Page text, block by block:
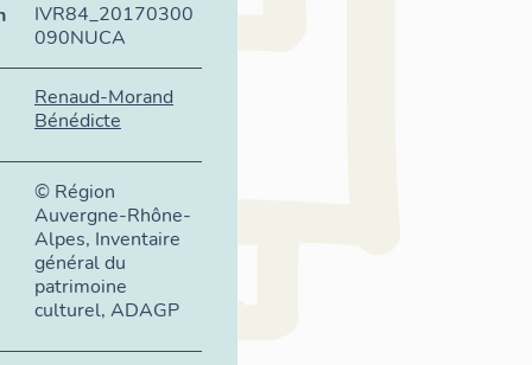
IVR84_20170300
090NUCA
Renaud-Morand
Bénédicte
© Région
Auvergne-Rhône-
Alpes, Inventaire
général du
patrimoine
culturel, ADAGP